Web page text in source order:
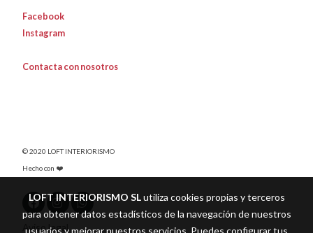
Facebook
Instagram
Contacta con nosotros
© 2020 LOFT INTERIORISMO
Hecho con ❤️
Aviso legal
LOFT INTERIORISMO SLutiliza cookies propias y terceros
para obtener datos estadísticos de la navegación de nuestros
usuarios y mejorar nuestros servicios. Puedes configurar tus